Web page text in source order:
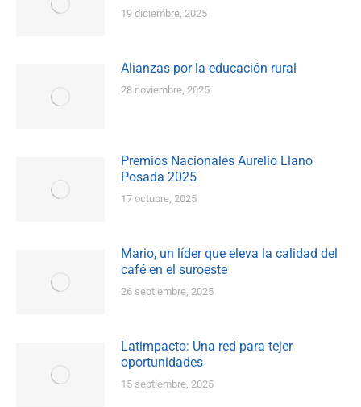
19 diciembre, 2025
Alianzas por la educación rural
28 noviembre, 2025
Premios Nacionales Aurelio Llano
Posada 2025
17 octubre, 2025
Mario, un líder que eleva la calidad del
café en el suroeste
26 septiembre, 2025
Latimpacto: Una red para tejer
oportunidades
15 septiembre, 2025